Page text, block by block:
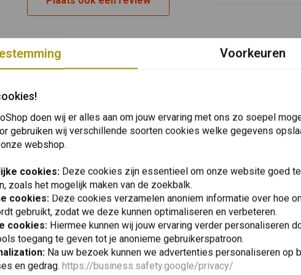
met een bijna oneindig aantal andere rijders over een
Voorkeuren
doen wij er alles aan om jouw ervaring met ons zo soepel
gebruiken wij verschillende soorten cookies welke gegevens
webshop.
cookies: Deze cookies zijn essentieel om onze website goed
zoals het mogelijk maken van de zoekbalk.
cookies: Deze cookies verzamelen anoniem informatie over hoe
gebruikt, zodat we deze kunnen optimaliseren en verbeteren.
cookies: Hiermee kunnen wij jouw ervaring verder personaliseren
toegang te geven tot je anonieme gebruikerspatroon.
Na uw bezoek kunnen we advertenties personaliseren op
en gedrag. https://business.safety.google/privacy/